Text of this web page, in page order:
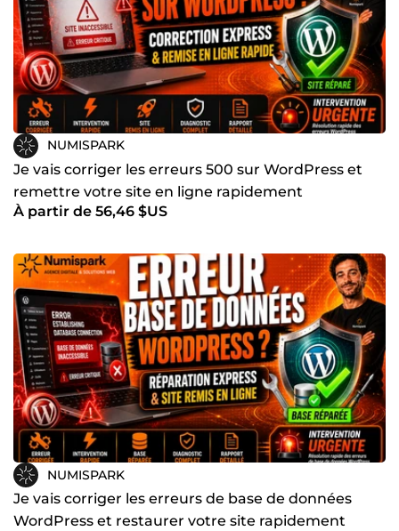
NUMISPARK
Je vais corriger les erreurs 500 sur WordPress et
remettre votre site en ligne rapidement
À partir de 56,46 $US
NUMISPARK
Je vais corriger les erreurs de base de données
WordPress et restaurer votre site rapidement